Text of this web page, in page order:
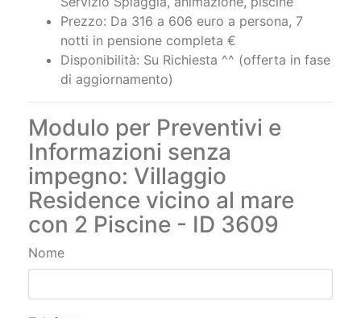
Trattamento: Pensione Completa con
Servizio Spiaggia, animazione, piscine
Prezzo: Da 316 a 606 euro a persona, 7
notti in pensione completa €
Disponibilità: Su Richiesta ^^ (offerta in fase
di aggiornamento)
Modulo per Preventivi e
Informazioni senza
impegno: Villaggio
Residence vicino al mare
con 2 Piscine - ID 3609